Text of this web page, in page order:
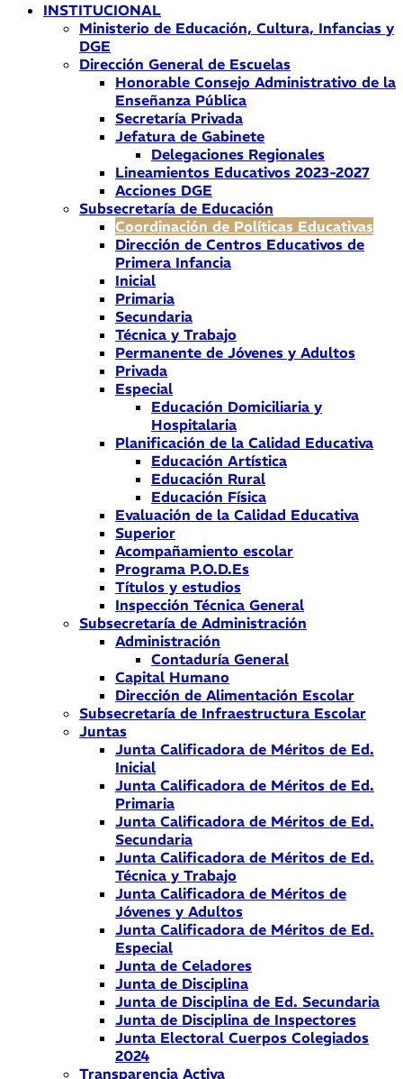
INSTITUCIONAL
Ministerio de Educación, Cultura, Infancias y
DGE
Dirección General de Escuelas
Honorable Consejo Administrativo de la
Enseñanza Pública
Secretaría Privada
Jefatura de Gabinete
Delegaciones Regionales
Lineamientos Educativos 2023-2027
Acciones DGE
Subsecretaría de Educación
Coordinación de Políticas Educativas
Dirección de Centros Educativos de
Primera Infancia
Inicial
Primaria
Secundaria
Técnica y Trabajo
Permanente de Jóvenes y Adultos
Privada
Especial
Educación Domiciliaria y
Hospitalaria
Planificación de la Calidad Educativa
Educación Artística
Educación Rural
Educación Física
Evaluación de la Calidad Educativa
Superior
Acompañamiento escolar
Programa P.O.D.Es
Títulos y estudios
Inspección Técnica General
Subsecretaría de Administración
Administración
Contaduría General
Capital Humano
Dirección de Alimentación Escolar
Subsecretaría de Infraestructura Escolar
Juntas
Junta Calificadora de Méritos de Ed.
Inicial
Junta Calificadora de Méritos de Ed.
Primaria
Junta Calificadora de Méritos de Ed.
Secundaria
Junta Calificadora de Méritos de Ed.
Técnica y Trabajo
Junta Calificadora de Méritos de
Jóvenes y Adultos
Junta Calificadora de Méritos de Ed.
Especial
Junta de Celadores
Junta de Disciplina
Junta de Disciplina de Ed. Secundaria
Junta de Disciplina de Inspectores
Junta Electoral Cuerpos Colegiados
2024
Transparencia Activa